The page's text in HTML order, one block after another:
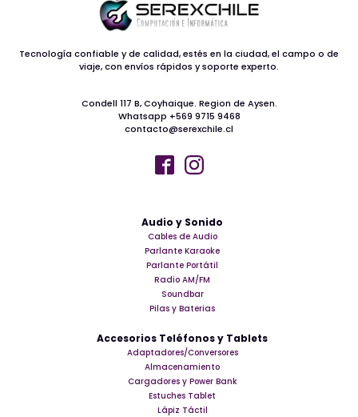
Audio y Sonido
Cables de Audio
Parlante Karaoke
Parlante Portátil
Radio AM/FM
Soundbar
Pilas y Baterias
Accesorios Teléfonos y Tablets
Adaptadores/Conversores
Almacenamiento
Cargadores y Power Bank
Estuches Tablet
Lápiz Táctil
Tecnología confiable y de calidad, estés en la ciudad, el campo o de
viaje, con envíos rápidos y soporte experto.
Condell 117 B, Coyhaique. Region de Aysen.
Whatsapp +569 9715 9468
contacto@serexchile.cl